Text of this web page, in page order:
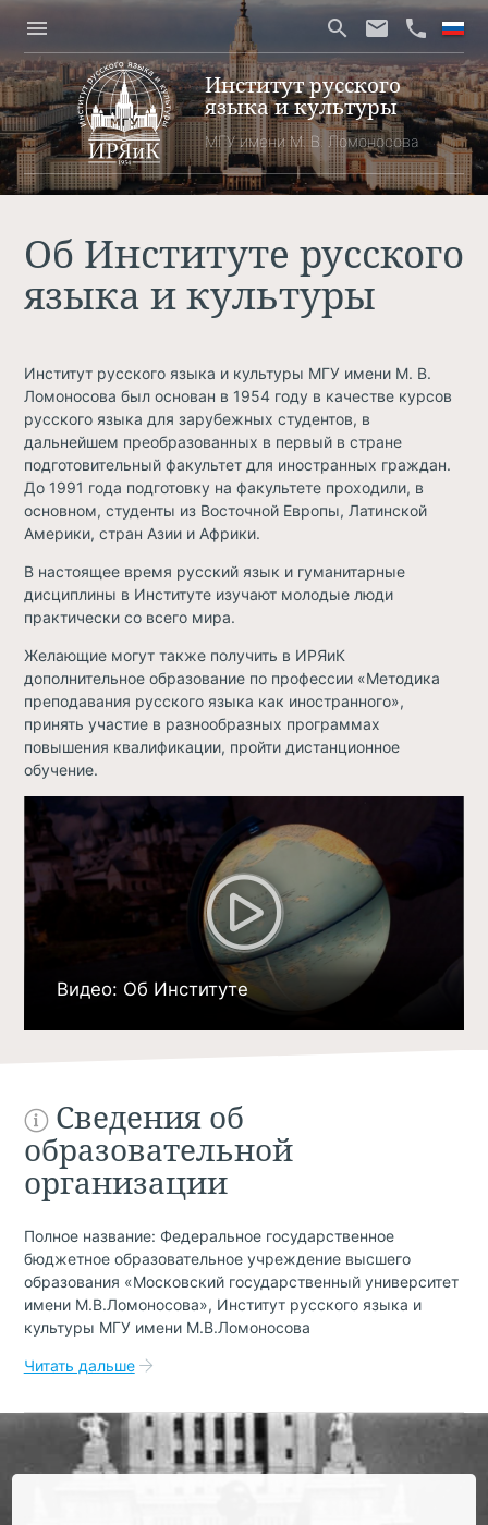
phone
email
search
menu
Институт русского
языка и культуры
МГУ имени М. В. Ломоносова
Об Институте русского
языка и культуры
Институт русского языка и культуры МГУ имени М. В.
Ломоносова был основан в 1954 году в качестве курсов
русского языка для зарубежных студентов, в
дальнейшем преобразованных в первый в стране
подготовительный факультет для иностранных граждан.
До 1991 года подготовку на факультете проходили, в
основном, студенты из Восточной Европы, Латинской
Америки, стран Азии и Африки.
В настоящее время русский язык и гуманитарные
дисциплины в Институте изучают молодые люди
практически со всего мира.
Желающие могут также получить в ИРЯиК
дополнительное образование по профессии «Методика
преподавания русского языка как иностранного»,
принять участие в разнообразных программах
повышения квалификации, пройти дистанционное
обучение.
Видео: Об Институте
Сведения об
образовательной
организации
Полное название: Федеральное государственное
бюджетное образовательное учреждение высшего
образования «Московский государственный университет
имени М.В.Ломоносова», Институт русского языка и
культуры МГУ имени М.В.Ломоносова
Читать дальше